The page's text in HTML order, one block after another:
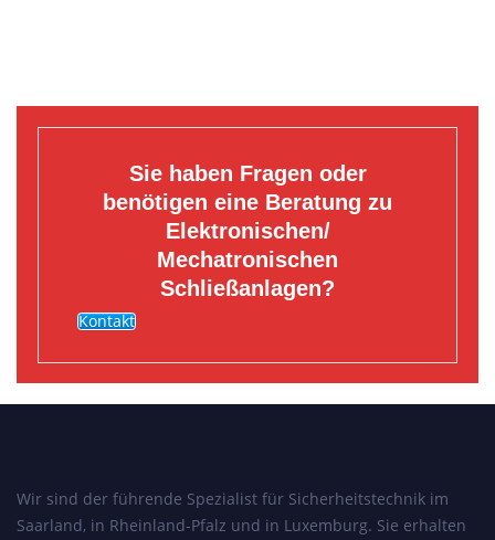
Sie haben Fragen oder
benötigen eine Beratung zu
Elektronischen/
Mechatronischen
Schließanlagen?
Kontakt
Wir sind der führende Spezialist für Sicherheitstechnik im
Saarland, in Rheinland-Pfalz und in Luxemburg. Sie erhalten